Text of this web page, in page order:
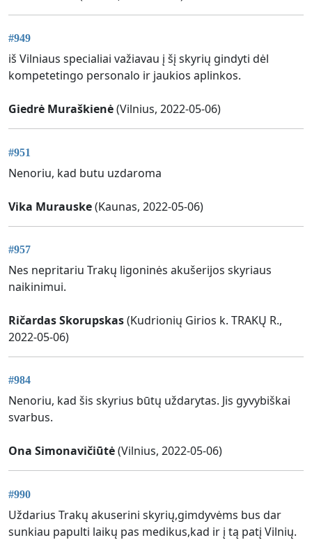
#949
iš Vilniaus specialiai važiavau į šį skyrių gindyti dėl
kompetetingo personalo ir jaukios aplinkos.
Giedrė Muraškienė(Vilnius, 2022-05-06)
#951
Nenoriu, kad butu uzdaroma
Vika Murauske(Kaunas, 2022-05-06)
#957
Nes nepritariu Trakų ligoninės akušerijos skyriaus
naikinimui.
Ričardas Skorupskas(Kudrionių Girios k. TRAKŲ R.,
2022-05-06)
#984
Nenoriu, kad šis skyrius būtų uždarytas. Jis gyvybiškai
svarbus.
Ona Simonavičiūtė(Vilnius, 2022-05-06)
#990
Uždarius Trakų akuserini skyrių,gimdyvėms bus dar
sunkiau papulti laikų pas medikus,kad ir į tą patį Vilnių.